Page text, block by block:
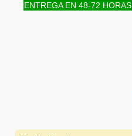
ENTREGA EN 48-72 HORAS